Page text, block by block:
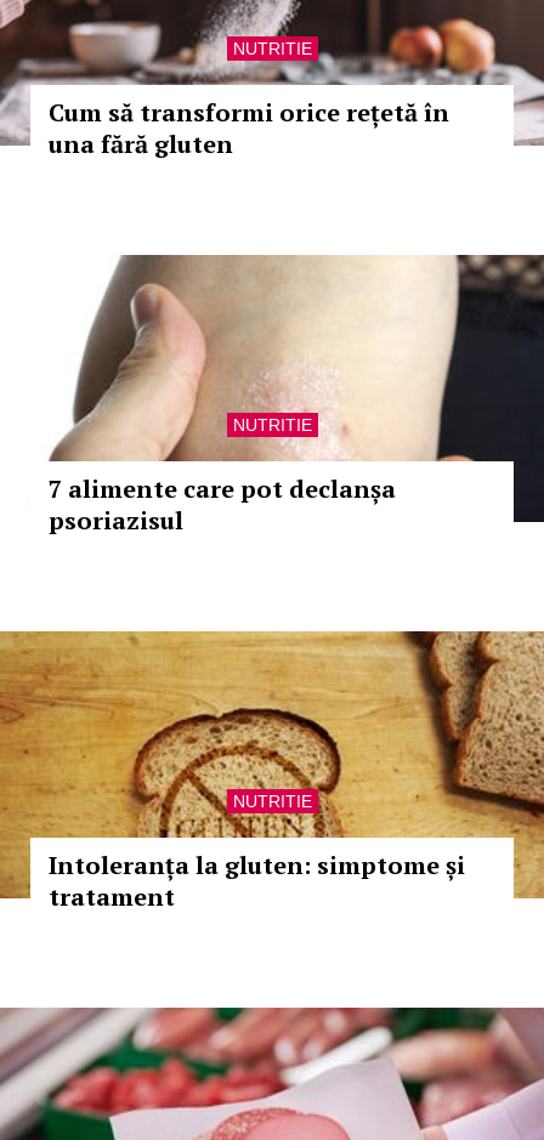
NUTRITIE
Cum să transformi orice rețetă în
una fără gluten
NUTRITIE
7 alimente care pot declanșa
psoriazisul
NUTRITIE
Intoleranța la gluten: simptome și
tratament